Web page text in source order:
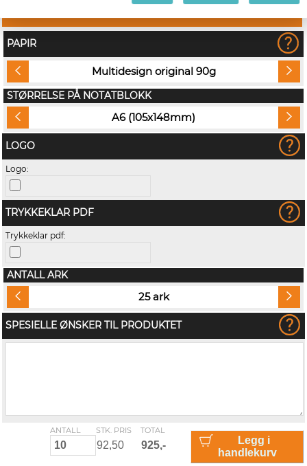
PAPIR
Multidesign original 90g
STØRRELSE PÅ NOTATBLOKK
A6 (105x148mm)
LOGO
Logo:
TRYKKEKLAR PDF
Trykkeklar pdf:
ANTALL ARK
25 ark
SPESIELLE ØNSKER TIL PRODUKTET
ANTALL STK. PRIS TOTAL
Legg i
handlekurv